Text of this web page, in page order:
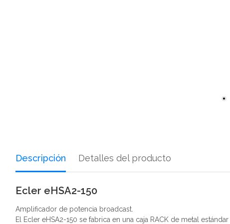
Descripción Detalles del producto
Ecler eHSA2-150
Amplificador de potencia broadcast.
El Ecler eHSA2-150 se fabrica en una caja RACK de metal